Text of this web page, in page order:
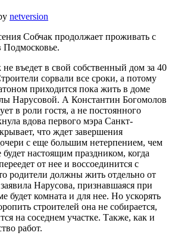
netversion
Собчак продолжает проживать с
въедет в свой собственный дом за 40
сорвали все сроки, а потому
приходится пока жить в доме
Нарусовой. А Константин Богомолов
в роли гостя, а не постоянного
вдова первого мэра Санкт-
что ждет завершения
с еще большим нетерпением, чем
будет настоящим праздником, когда
от нее и воссоединится с
родители должны жить отдельно от
Нарусова, признавшаяся при
будет комната и для нее. Но ускорять
строителей она не собирается,
на соседнем участке. Также, как и
работ.